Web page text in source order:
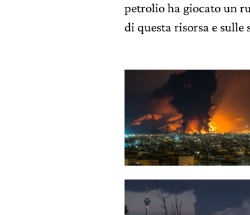
petrolio ha giocato un
di questa risorsa e